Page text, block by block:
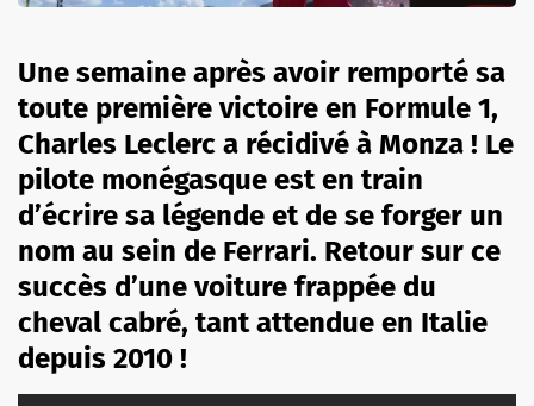
Une semaine après avoir remporté sa
toute première victoire en Formule 1,
Charles Leclerc a récidivé à Monza ! Le
pilote monégasque est en train
d’écrire sa légende et de se forger un
nom au sein de Ferrari. Retour sur ce
succès d’une voiture frappée du
cheval cabré, tant attendue en Italie
depuis 2010 !